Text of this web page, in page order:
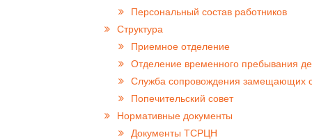
Персональный состав работников
Структура
Приемное отделение
Отделение временного пребывания
Cлужба сопровождения замещающих
Попечительский совет
Нормативные документы
Документы ТСРЦН